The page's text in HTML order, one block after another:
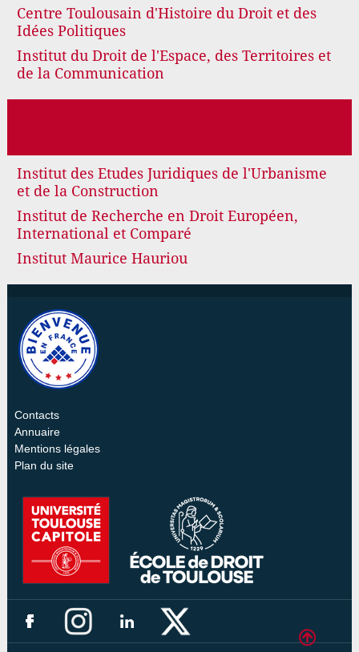
Centre Toulousain d'Histoire du Droit et des
Idées Politiques
Institut du Droit de l'Espace, des Territoires et
de la Communication
Institut des Etudes Juridiques de l'Urbanisme
et de la Construction
Institut de Recherche en Droit Européen,
International et Comparé
Institut Maurice Hauriou
Contacts
Annuaire
Mentions légales
Plan du site